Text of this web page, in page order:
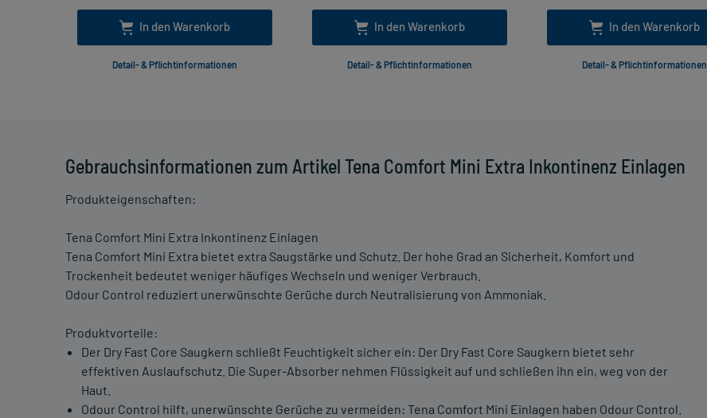
Gebrauchsinformationen zum Artikel Tena Comfort Mini Extra Inkontinenz Einlagen
Produkteigenschaften:
Tena Comfort Mini Extra Inkontinenz Einlagen
Tena Comfort Mini Extra bietet extra Saugstärke und Schutz. Der hohe Grad an Sicherheit, Komfort und
Trockenheit bedeutet weniger häufiges Wechseln und weniger Verbrauch.
Odour Control reduziert unerwünschte Gerüche durch Neutralisierung von Ammoniak.
Produktvorteile:
Der Dry Fast Core Saugkern schließt Feuchtigkeit sicher ein: Der Dry Fast Core Saugkern bietet sehr
effektiven Auslaufschutz. Die Super-Absorber nehmen Flüssigkeit auf und schließen ihn ein, weg von der
Haut.
Odour Control hilft, unerwünschte Gerüche zu vermeiden: Tena Comfort Mini Einlagen haben Odour Control.
In den Warenkorb
Detail- & Pflichtinformationen
In den Warenkorb
Detail- & Pflichtinformationen
In den Warenkorb
Detail- & Pflichtinformationen